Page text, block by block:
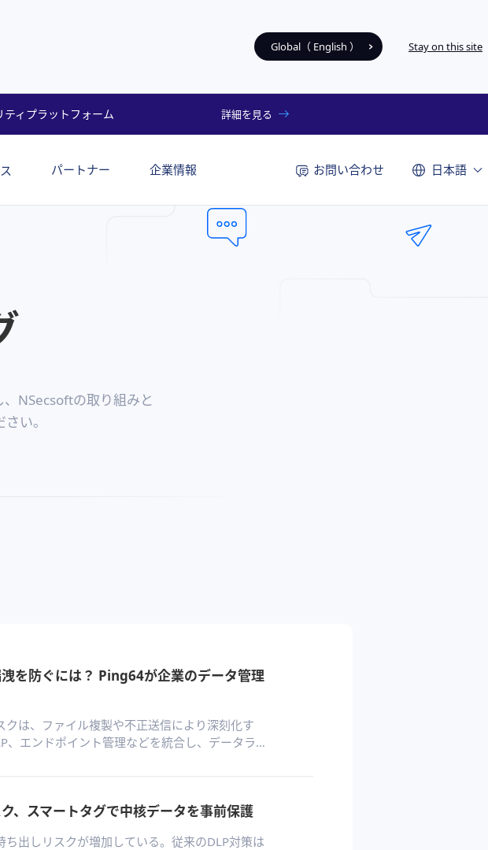
Global（ English ） Stay on this site
ィプラットフォーム 詳細を見る
パートナー 企業情報 お問い合わせ 日本語
NSecsoftの取り組みと
い。
を防ぐには？ Ping64が企業のデータ管理
は、ファイル複製や不正送信により深刻化す
、エンドポイント管理などを統合し、データライ
、スマートタグで中核データを事前保護
出しリスクが増加している。従来のDLP対策は